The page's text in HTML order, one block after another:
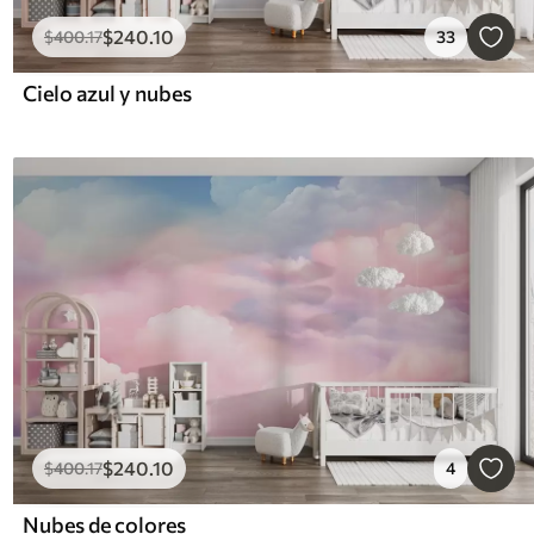
$400.17$240.10 33
Cielo azul y nubes
$400.17$240.10 4
Nubes de colores